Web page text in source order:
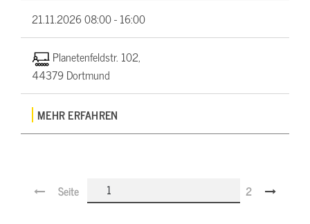
21.11.202608:00 - 16:00
Planetenfeldstr. 102,
44379 Dortmund
MEHR ERFAHREN
Seite 2